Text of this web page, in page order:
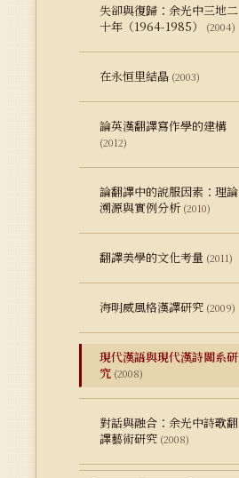
失卻與復歸：余光中三地二
十年（1964-1985）
(2004)
在永恒里結晶 (2003)
論英漢翻譯寫作學的建構
(2012)
論翻譯中的說服因素：理論
溯源與實例分析 (2010)
翻譯美學的文化考量 (2011)
海明威風格漢譯研究 (2009)
現代漢語與現代漢詩關系研
究 (2008)
對話與融合：余光中詩歌翻
譯藝術研究 (2008)